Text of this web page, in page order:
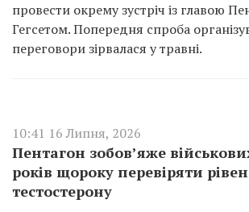
провести окрему зустріч із главою
Гегсетом. Попередня спроба
переговори зірвалася у травні.
10:41 16 Липня, 2026
Пентагон зобов’яже
років щороку перевіряти
тестостерону